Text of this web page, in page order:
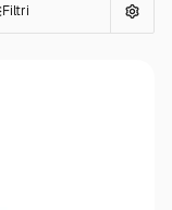
Filtri